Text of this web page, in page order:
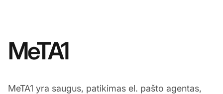
MeTA1
MeTA1 yra saugus, patikimas el. pašto agentas,